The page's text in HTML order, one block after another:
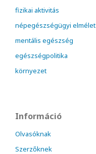
fizikai aktivitás
népegészségügyi elmélet
mentális egészség
egészségpolitika
környezet
Információ
Olvasóknak
Szerzőknek